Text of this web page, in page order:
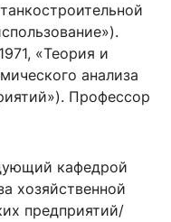
«Теория и
анализа
Профессор
кафедрой
хозяйственной
предприятий/